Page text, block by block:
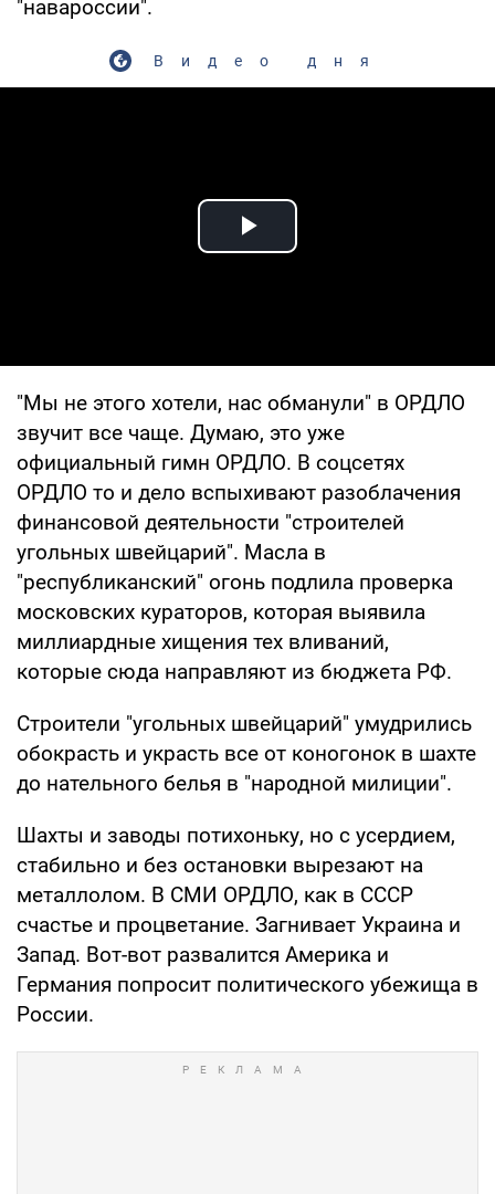
"навароссии".
Видео дня
Play Video
"Мы не этого хотели, нас обманули" в ОРДЛО
звучит все чаще. Думаю, это уже
официальный гимн ОРДЛО. В соцсетях
ОРДЛО то и дело вспыхивают разоблачения
финансовой деятельности "строителей
угольных швейцарий". Масла в
"республиканский" огонь подлила проверка
московских кураторов, которая выявила
миллиардные хищения тех вливаний,
которые сюда направляют из бюджета РФ.
Строители "угольных швейцарий" умудрились
обокрасть и украсть все от коногонок в шахте
до нательного белья в "народной милиции".
Шахты и заводы потихоньку, но с усердием,
стабильно и без остановки вырезают на
металлолом. В СМИ ОРДЛО, как в СССР
счастье и процветание. Загнивает Украина и
Запад. Вот-вот развалится Америка и
Германия попросит политического убежища в
России.